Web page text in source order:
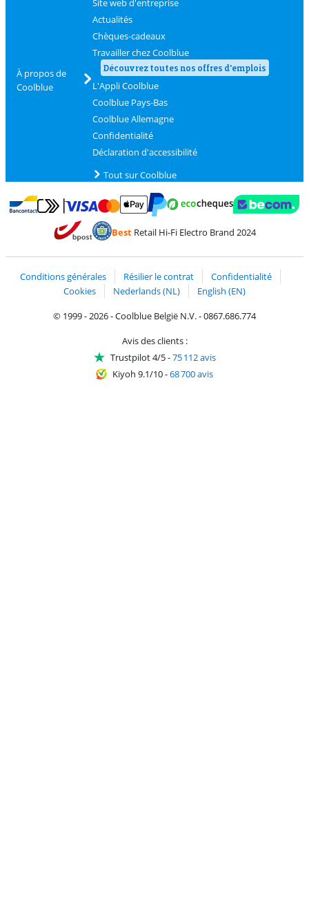
À propos de
Coolblue
Site web d'entreprise
Actualités
Chèques-cadeaux
Travailler chez Coolblue
Découvrez toutes nos offres d'emplois
L'Appli Coolblue
Coolblue Pays-Bas
Coolblue Allemagne
Confidentialité
Déclaration d'accessibilité
Tout sur Coolblue
Payer avec Bancontact
Payer avec MasterCard et Visa via ClickToPay
Payer avec PayPal
BestRetail Hi-Fi Electro Brand 2024
Conditions générales Résilier le contrat
Confidentialité
Cookies
Nederlands (NL)
English (EN)
© 1999 - 2026 - Coolblue België N.V. - 0867.686.774
Avis des clients :
Trustpilot 4/5-75 112 avis
Kiyoh 9.1/10-68 700 avis